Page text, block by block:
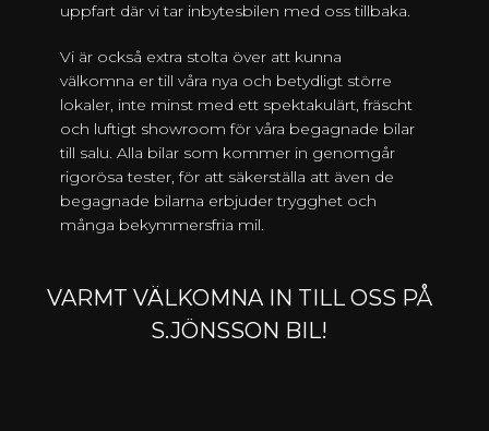
uppfart där vi tar inbytesbilen med oss tillbaka.
Vi är också extra stolta över att kunna
välkomna er till våra nya och betydligt större
lokaler, inte minst med ett spektakulärt, fräscht
och luftigt showroom för våra begagnade bilar
till salu. Alla bilar som kommer in genomgår
rigorösa tester, för att säkerställa att även de
begagnade bilarna erbjuder trygghet och
många bekymmersfria mil.
VARMT VÄLKOMNA IN TILL OSS PÅ
S.JÖNSSON BIL!